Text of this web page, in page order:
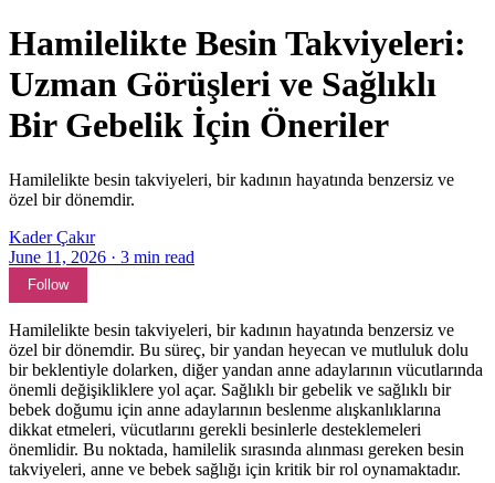
Hamilelikte Besin Takviyeleri:
Uzman Görüşleri ve Sağlıklı
Bir Gebelik İçin Öneriler
Hamilelikte besin takviyeleri, bir kadının hayatında benzersiz ve
özel bir dönemdir.
Kader Çakır
June 11, 2026 · 3 min read
Follow
Hamilelikte besin takviyeleri, bir kadının hayatında benzersiz ve
özel bir dönemdir. Bu süreç, bir yandan heyecan ve mutluluk dolu
bir beklentiyle dolarken, diğer yandan anne adaylarının vücutlarında
önemli değişikliklere yol açar. Sağlıklı bir gebelik ve sağlıklı bir
bebek doğumu için anne adaylarının beslenme alışkanlıklarına
dikkat etmeleri, vücutlarını gerekli besinlerle desteklemeleri
önemlidir. Bu noktada, hamilelik sırasında alınması gereken besin
takviyeleri, anne ve bebek sağlığı için kritik bir rol oynamaktadır.